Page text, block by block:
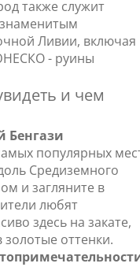
также служит
Ливии, включая
- руины
и чем
Бенгази
популярных
Средиземного
и загляните в
любят
здесь на закате,
оттенки.